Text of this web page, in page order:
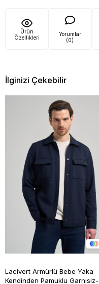
Ürün
Özellikleri
Yorumlar
(0)
İlginizi Çekebilir
Lacivert Armürlü Bebe Yaka
Kendinden Pamuklu Garnisiz-